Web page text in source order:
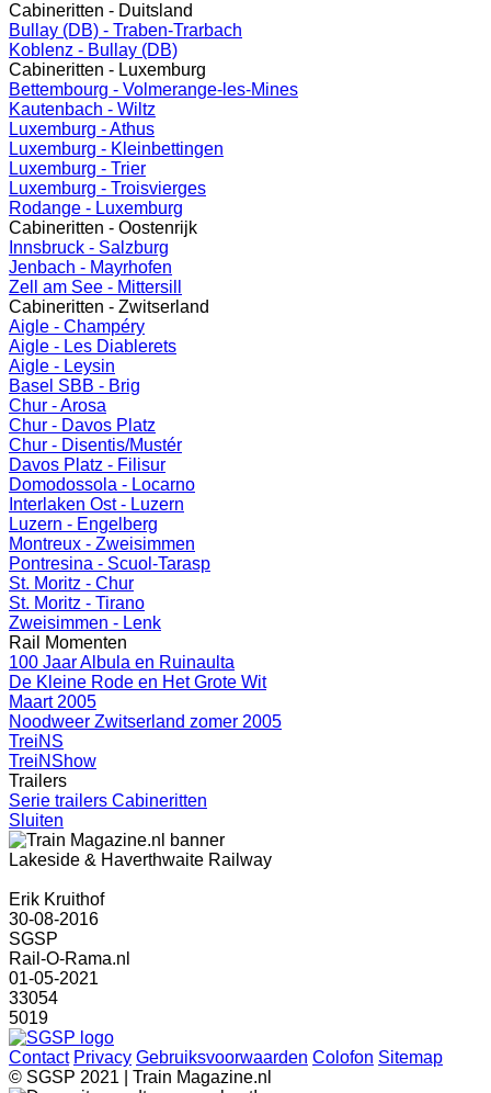
Cabineritten - Duitsland
Bullay (DB) - Traben-Trarbach
Koblenz - Bullay (DB)
Cabineritten - Luxemburg
Bettembourg - Volmerange-les-Mines
Kautenbach - Wiltz
Luxemburg - Athus
Luxemburg - Kleinbettingen
Luxemburg - Trier
Luxemburg - Troisvierges
Rodange - Luxemburg
Cabineritten - Oostenrijk
Innsbruck - Salzburg
Jenbach - Mayrhofen
Zell am See - Mittersill
Cabineritten - Zwitserland
Aigle - Champéry
Aigle - Les Diablerets
Aigle - Leysin
Basel SBB - Brig
Chur - Arosa
Chur - Davos Platz
Chur - Disentis/Mustér
Davos Platz - Filisur
Domodossola - Locarno
Interlaken Ost - Luzern
Luzern - Engelberg
Montreux - Zweisimmen
Pontresina - Scuol-Tarasp
St. Moritz - Chur
St. Moritz - Tirano
Zweisimmen - Lenk
Rail Momenten
100 Jaar Albula en Ruinaulta
De Kleine Rode en Het Grote Wit
Maart 2005
Noodweer Zwitserland zomer 2005
TreiNS
TreiNShow
Trailers
Serie trailers Cabineritten
Sluiten
Lakeside & Haverthwaite Railway
Erik Kruithof
30-08-2016
SGSP
Rail-O-Rama.nl
01-05-2021
33054
5019
Contact Privacy Gebruiksvoorwaarden Colofon Sitemap
© SGSP 2021 | Train Magazine.nl